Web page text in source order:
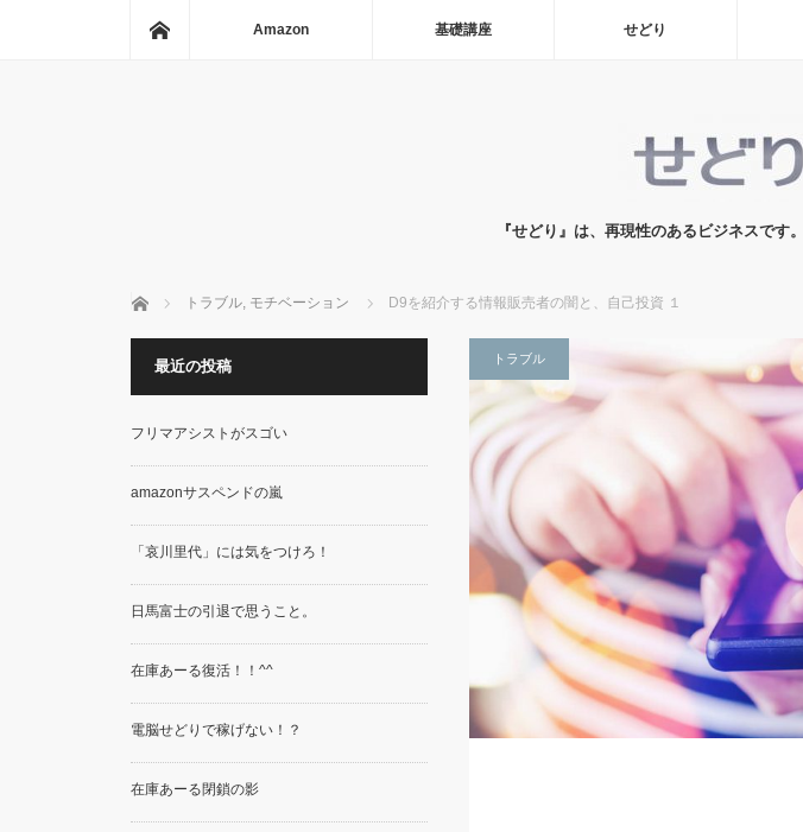
Amazon 基礎講座 せどり
『せどり』は、再現性のあるビジネスです
ホーム トラブル, モチベーション D9を紹介する情報販売者の闇と、自己投資 １
トラブル
最近の投稿
フリマアシストがスゴい
amazonサスペンドの嵐
「哀川里代」には気をつけろ！
日馬富士の引退で思うこと。
在庫あーる復活！！^^
電脳せどりで稼げない！？
在庫あーる閉鎖の影